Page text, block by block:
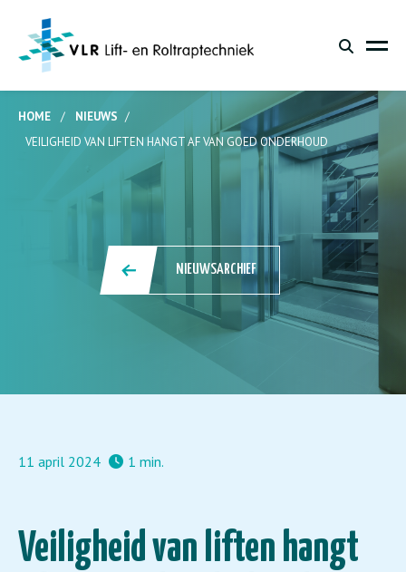
HOME / NIEUWS /
VEILIGHEID VAN LIFTEN HANGT AF VAN GOED ONDERHOUD
NIEUWSARCHIEF
11 april 2024 1 min.
Veiligheid van liften hangt